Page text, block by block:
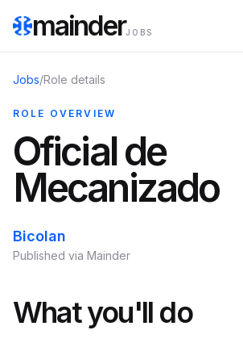
mainderJOBS
Jobs/Role details
ROLE OVERVIEW
Oficial de
Mecanizado
Bicolan
Published via Mainder
What you'll do